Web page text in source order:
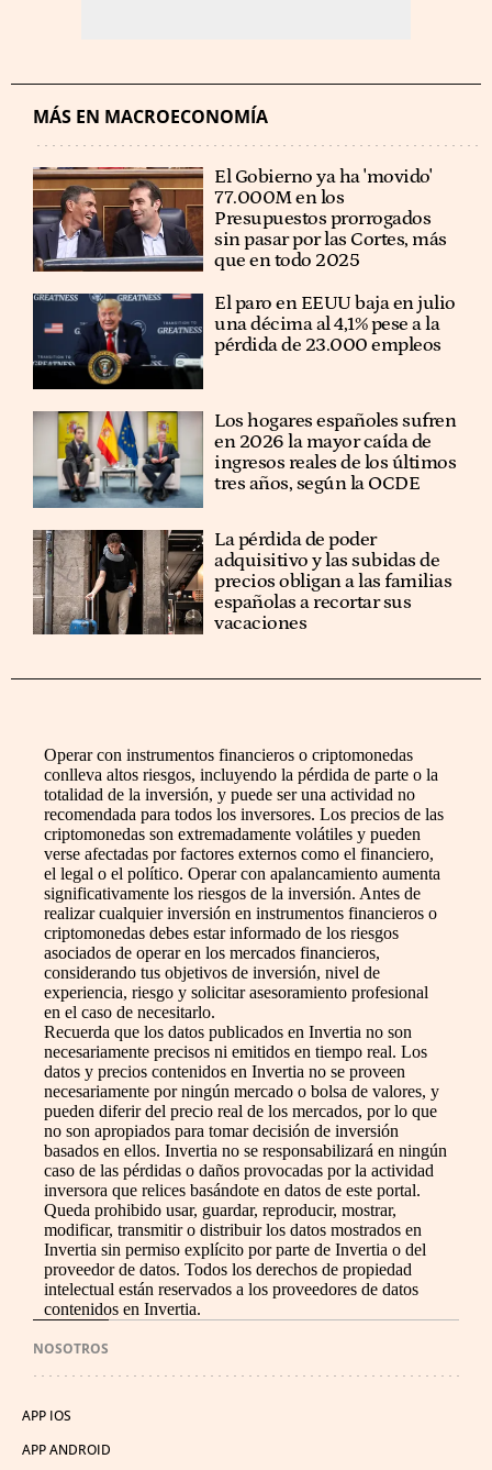
MÁS EN MACROECONOMÍA
El Gobierno ya ha 'movido'
77.000M en los
Presupuestos prorrogados
sin pasar por las Cortes, más
que en todo 2025
El paro en EEUU baja en julio
una décima al 4,1% pese a la
pérdida de 23.000 empleos
Los hogares españoles sufren
en 2026 la mayor caída de
ingresos reales de los últimos
tres años, según la OCDE
La pérdida de poder
adquisitivo y las subidas de
precios obligan a las familias
españolas a recortar sus
vacaciones
Operar con instrumentos financieros o criptomonedas
conlleva altos riesgos, incluyendo la pérdida de parte o la
totalidad de la inversión, y puede ser una actividad no
recomendada para todos los inversores. Los precios de las
criptomonedas son extremadamente volátiles y pueden
verse afectadas por factores externos como el financiero,
el legal o el político. Operar con apalancamiento aumenta
significativamente los riesgos de la inversión. Antes de
realizar cualquier inversión en instrumentos financieros o
criptomonedas debes estar informado de los riesgos
asociados de operar en los mercados financieros,
considerando tus objetivos de inversión, nivel de
experiencia, riesgo y solicitar asesoramiento profesional
en el caso de necesitarlo.
Recuerda que los datos publicados en Invertia no son
necesariamente precisos ni emitidos en tiempo real. Los
datos y precios contenidos en Invertia no se proveen
necesariamente por ningún mercado o bolsa de valores, y
pueden diferir del precio real de los mercados, por lo que
no son apropiados para tomar decisión de inversión
basados en ellos. Invertia no se responsabilizará en ningún
caso de las pérdidas o daños provocadas por la actividad
inversora que relices basándote en datos de este portal.
Queda prohibido usar, guardar, reproducir, mostrar,
modificar, transmitir o distribuir los datos mostrados en
Invertia sin permiso explícito por parte de Invertia o del
proveedor de datos. Todos los derechos de propiedad
intelectual están reservados a los proveedores de datos
contenidos en Invertia.
NOSOTROS
APP IOS
APP ANDROID